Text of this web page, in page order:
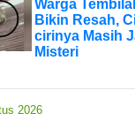
Warga
Bikin Resah,
cirinya Masih
Misteri
2026